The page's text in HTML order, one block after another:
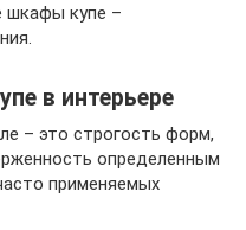
шкафы купе –
в интерьере
– это строгость форм,
определенным
применяемых